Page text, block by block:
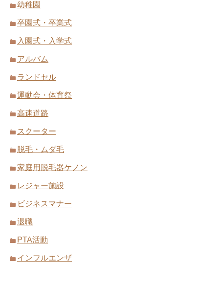
幼稚園
卒園式・卒業式
入園式・入学式
アルバム
ランドセル
運動会・体育祭
高速道路
スクーター
脱毛・ムダ毛
家庭用脱毛器ケノン
レジャー施設
ビジネスマナー
退職
PTA活動
インフルエンザ